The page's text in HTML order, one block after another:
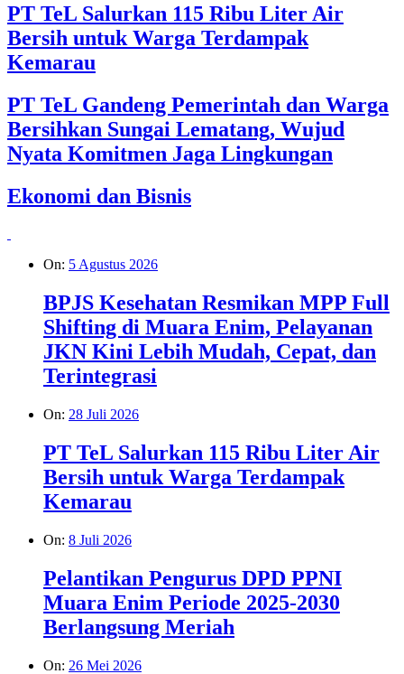
PT TeL Salurkan 115 Ribu Liter Air
Bersih untuk Warga Terdampak
Kemarau
PT TeL Gandeng Pemerintah dan Warga
Bersihkan Sungai Lematang, Wujud
Nyata Komitmen Jaga Lingkungan
Ekonomi dan Bisnis
On: 5 Agustus 2026
BPJS Kesehatan Resmikan MPP Full
Shifting di Muara Enim, Pelayanan
JKN Kini Lebih Mudah, Cepat, dan
Terintegrasi
On: 28 Juli 2026
PT TeL Salurkan 115 Ribu Liter Air
Bersih untuk Warga Terdampak
Kemarau
On: 8 Juli 2026
Pelantikan Pengurus DPD PPNI
Muara Enim Periode 2025-2030
Berlangsung Meriah
On: 26 Mei 2026